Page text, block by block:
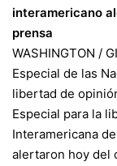
interamericano
prensa
WASHINGTON /
Especial de las
libertad de
Especial para la
Interamericana
alertaron hoy del